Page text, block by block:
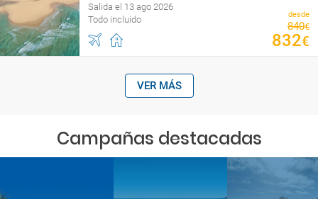
Salida el 13 ago 2026
Todo incluido
desde
840€
832€
VER MÁS
Campañas destacadas